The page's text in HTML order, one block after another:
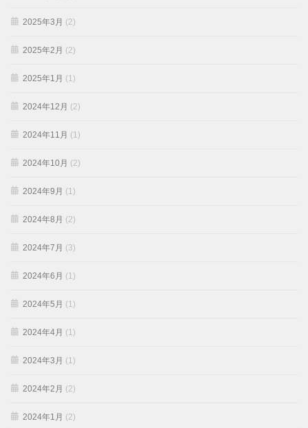
2025年3月 (2)
2025年2月 (2)
2025年1月 (1)
2024年12月 (2)
2024年11月 (1)
2024年10月 (2)
2024年9月 (1)
2024年8月 (2)
2024年7月 (3)
2024年6月 (1)
2024年5月 (1)
2024年4月 (1)
2024年3月 (1)
2024年2月 (2)
2024年1月 (2)